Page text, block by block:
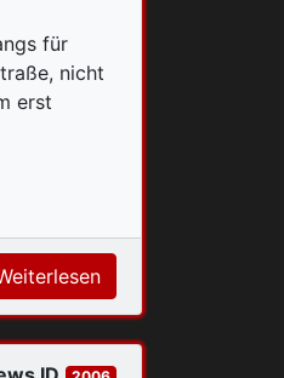
für
nicht
erst